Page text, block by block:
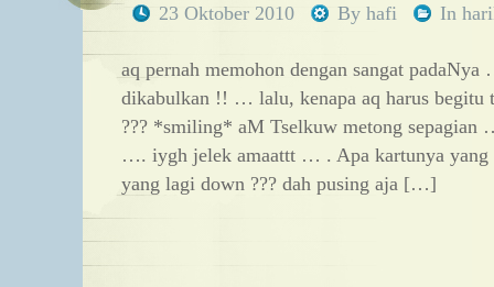
23 Oktober 2010 By hafi In
aq pernah memohon dengan sangat
dikabulkan !! … lalu, kenapa aq harus begitu
??? *smiling* aM Tselkuw metong sepagian
…. iygh jelek amaattt … . Apa kartunya yang
yang lagi down ??? dah pusing aja […]